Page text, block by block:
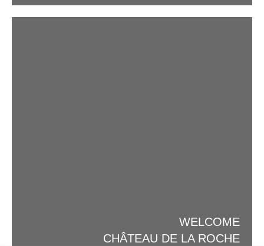
WELCOME
CHÂTEAU DE LA ROCHE